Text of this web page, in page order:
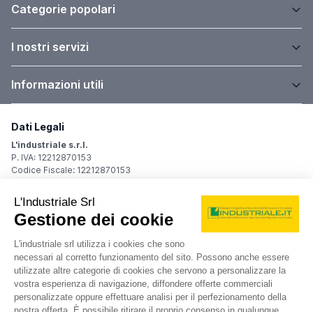
Categorie popolari
I nostri servizi
Informazioni utili
Dati Legali
L'industriale s.r.l.
P. IVA: 12212870153
Codice Fiscale: 12212870153
Sede Legale
Via Carlo Dolci, 32
20148 Milano (MI)
Italy
Registro Imprese
Iscrizione R.I.: 12212870153
REA: MI-1539011
Capitale sociale: Euro 10.400,00 i.v.